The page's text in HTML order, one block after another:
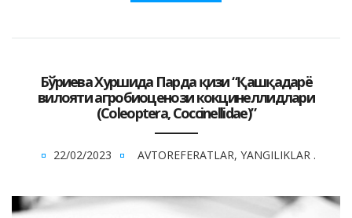
Бўриева Хуршида Парда қизи “Қашқадарё
вилояти агробиоценози кокцинеллидлари
(Coleoptera, Coccinellidae)”
22/02/2023 AVTOREFERATLAR, YANGILIKLAR .